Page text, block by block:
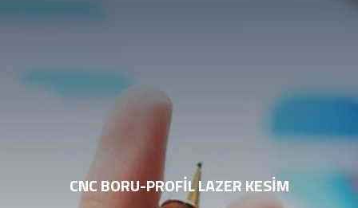
CNC BORU-PROFİL LAZER KESİM